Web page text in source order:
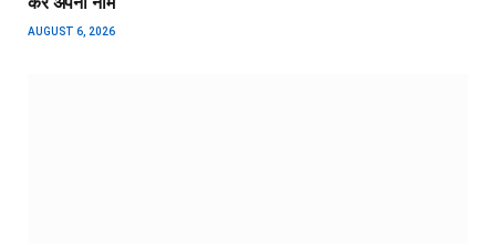
AUGUST 6, 2026